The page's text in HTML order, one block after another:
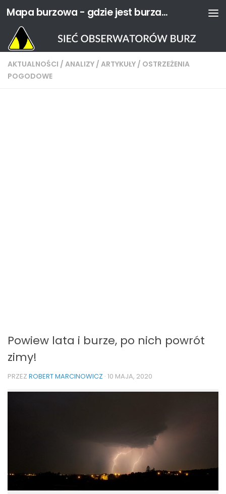
Przejdź do treści Mapa burzowa - gdzie jest burza? | Sieć Obserwatorów Burz
AKTUALNOŚCI / ANALIZY / ARTYKUŁY / OSTRZEŻENIA
POGODOWE
Powiew lata i burze, po nich powrót
zimy!
PRZEZ ROBERT MARCINOWICZ · 10 MAJA, 2020